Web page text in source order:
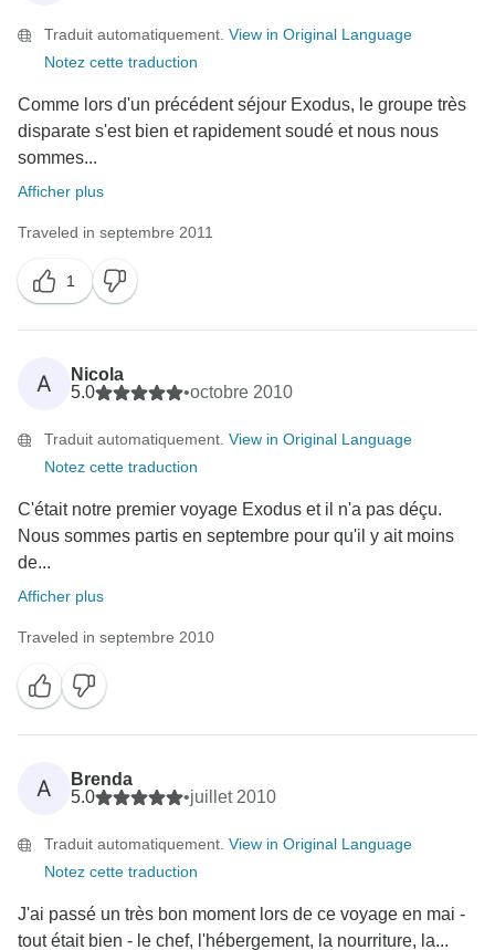
Traduit automatiquement. View in Original Language
Notez cette traduction
Comme lors d'un précédent séjour Exodus, le groupe très
disparate s'est bien et rapidement soudé et nous nous
sommes...
Afficher plus
Traveled in septembre 2011
1
A
Nicola
5.0
•octobre 2010
Traduit automatiquement. View in Original Language
Notez cette traduction
C'était notre premier voyage Exodus et il n'a pas déçu.
Nous sommes partis en septembre pour qu'il y ait moins
de...
Afficher plus
Traveled in septembre 2010
A
Brenda
5.0
•juillet 2010
Traduit automatiquement. View in Original Language
Notez cette traduction
J'ai passé un très bon moment lors de ce voyage en mai -
tout était bien - le chef, l'hébergement, la nourriture, la...